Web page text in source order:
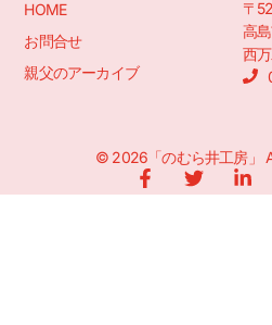
HOME
お問合せ
親父のアーカイブ
〒
高
西
© 2026「のむら井工房」